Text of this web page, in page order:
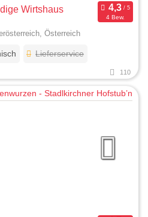
Wirtshaus
4 Bew.
Österreich
Lieferservice
110